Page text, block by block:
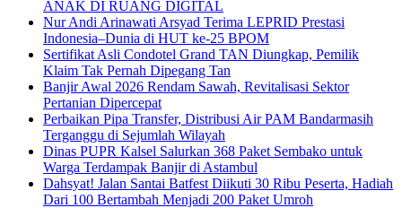
ANAK DI RUANG DIGITAL
Nur Andi Arinawati Arsyad Terima LEPRID Prestasi
Indonesia–Dunia di HUT ke-25 BPOM
Sertifikat Asli Condotel Grand TAN Diungkap, Pemilik
Klaim Tak Pernah Dipegang Tan
Banjir Awal 2026 Rendam Sawah, Revitalisasi Sektor
Pertanian Dipercepat
Perbaikan Pipa Transfer, Distribusi Air PAM Bandarmasih
Terganggu di Sejumlah Wilayah
Dinas PUPR Kalsel Salurkan 368 Paket Sembako untuk
Warga Terdampak Banjir di Astambul
Dahsyat! Jalan Santai Batfest Diikuti 30 Ribu Peserta, Hadiah
Dari 100 Bertambah Menjadi 200 Paket Umroh